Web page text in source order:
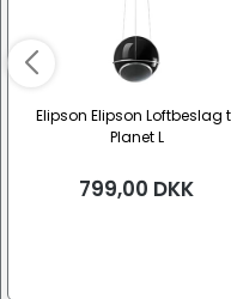
Elipson Elipson Loftbeslag
Planet L
799,00 DKK